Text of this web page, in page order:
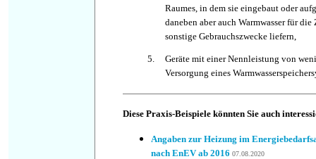
Raumes, in dem sie eingebaut oder
daneben aber auch Warmwasser für
sonstige Gebrauchszwecke liefern,
5.
Geräte mit einer Nennleistung von
Versorgung eines
Diese Praxis-Beispiele könnten Sie auch
Angaben zur Heizung im
nach EnEV ab 2016 07.08.2020